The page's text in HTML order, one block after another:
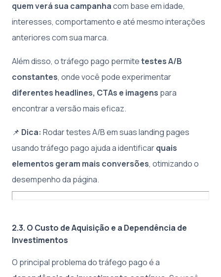
quem verá sua campanhacom base em idade,
interesses, comportamento e até mesmo interações
anteriores com sua marca.
Além disso, o tráfego pago permitetestes A/B
constantes, onde você pode experimentar
diferentes headlines, CTAs e imagens para
encontrar a versão mais eficaz.
📌 Dica: Rodar testes A/B em suas landing pages
usando tráfego pago ajuda a identificarquais
elementos geram mais conversões, otimizando o
desempenho da página.
2.3. O Custo de Aquisição e a Dependência de
Investimentos
O principal problema do tráfego pago é a